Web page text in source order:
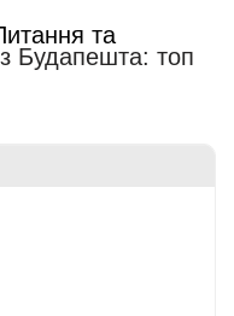
та
Будапешта: топ